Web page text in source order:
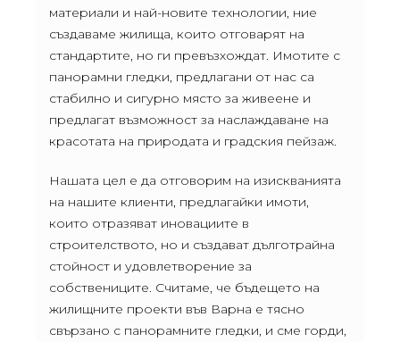
материали и най-новите технологии, ние
създаваме жилища, които отговарят на
стандартите, но ги превъзхождат. Имотите с
панорамни гледки, предлагани от нас са
стабилно и сигурно място за живеене и
предлагат възможност за наслаждаване на
красотата на природата и градския пейзаж.
Нашата цел е да отговорим на изискванията
на нашите клиенти, предлагайки имоти,
които отразяват иновациите в
строителството, но и създават дълготрайна
стойност и удовлетворение за
собствениците. Считаме, че бъдещето на
жилищните проекти във Варна е тясно
свързано с панорамните гледки, и сме горди,